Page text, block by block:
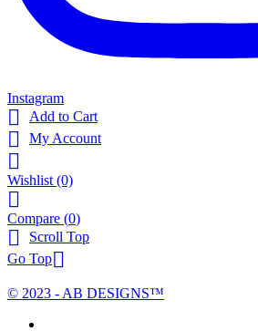
Instagram
 Add to Cart
 My Account

Wishlist (0)

Compare (0)

Scroll Top
Go Top
© 2023 - AB DESIGNS™